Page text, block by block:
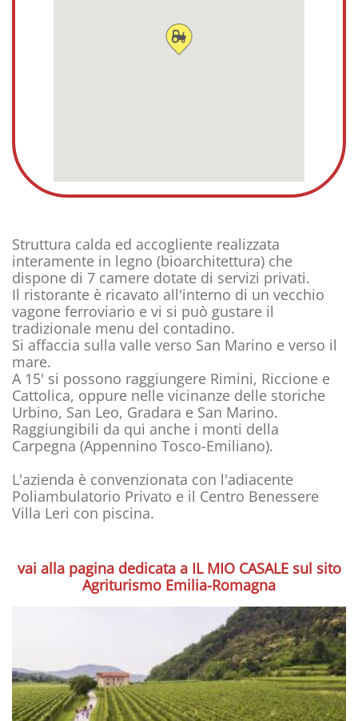
Struttura calda ed accogliente realizzata
interamente in legno (bioarchitettura) che
dispone di 7 camere dotate di servizi privati.
Il ristorante è ricavato all'interno di un vecchio
vagone ferroviario e vi si può gustare il
tradizionale menu del contadino.
Si affaccia sulla valle verso San Marino e verso il
mare.
A 15' si possono raggiungere Rimini, Riccione e
Cattolica, oppure nelle vicinanze delle storiche
Urbino, San Leo, Gradara e San Marino.
Raggiungibili da qui anche i monti della
Carpegna (Appennino Tosco-Emiliano).
L'azienda è convenzionata con l'adiacente
Poliambulatorio Privato e il Centro Benessere
Villa Leri con piscina.
vai alla pagina dedicata a IL MIO CASALE sul sito
Agriturismo Emilia-Romagna